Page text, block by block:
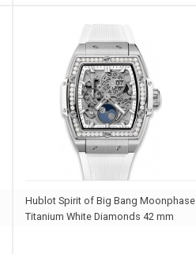
Hublot Spirit of Big Bang Moonphase
Titanium White Diamonds 42 mm